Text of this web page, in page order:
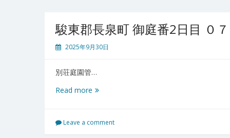
駿東郡長泉町 御庭番2日目 ０
2025年9月30日
別荘庭園管…
Read more 駿
長
泉
Leave a comment